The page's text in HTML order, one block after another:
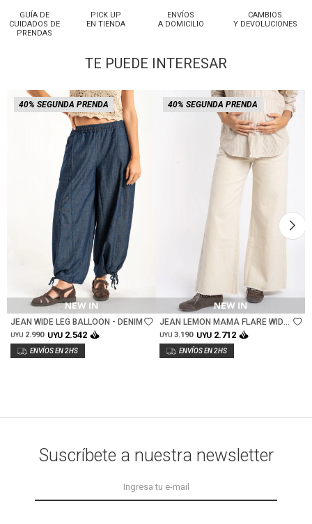
GUÍA DE
CUIDADOS DE
PRENDAS
PICK UP
EN TIENDA
ENVÍOS
A DOMICILIO
CAMBIOS
Y DEVOLUCIONES
TE PUEDE INTERESAR
40% SEGUNDA PRENDA
Talle
JEAN WIDE LEG BALLOON - DENIM
UYU 2.990 UYU 2.542
40% SEGUNDA PRENDA
Talle
JEAN LEMON MAMA FLARE WIDE
LEG - NACAR
UYU 3.190 UYU 2.712
Suscríbete a nuestra newsletter